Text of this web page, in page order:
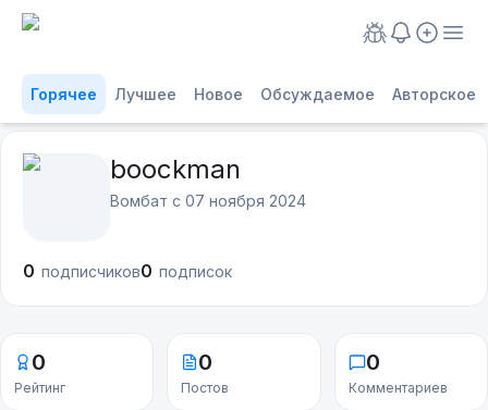
Горячее Лучшее Новое Обсуждаемое Авторское
boockman
Вомбат с 07 ноября 2024
0 подписчиков0 подписок
0
Рейтинг
0
Постов
0
Комментариев